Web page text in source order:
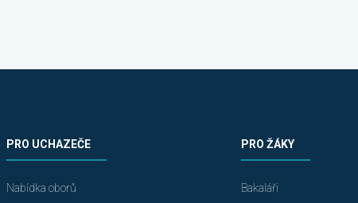
PRO UCHAZEČE
Nabídka oborů
PRO ŽÁKY
Bakaláři